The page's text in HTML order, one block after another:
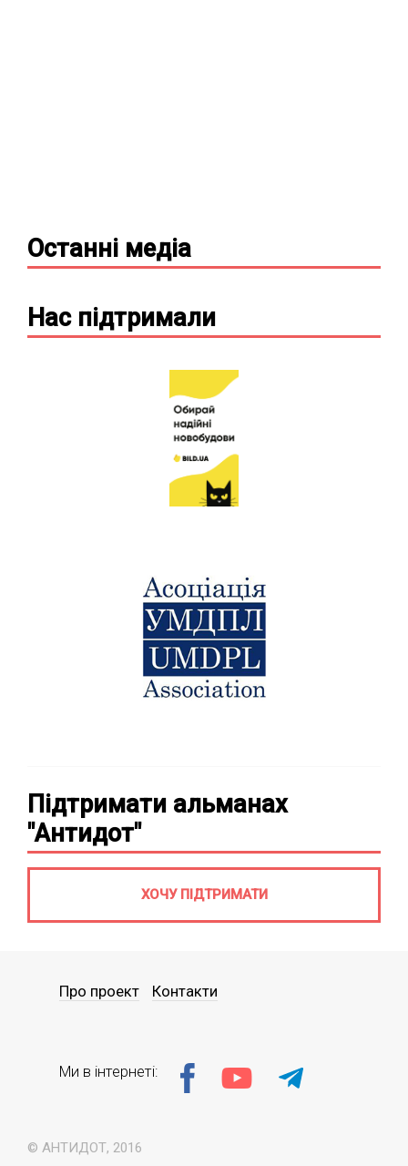
Останні медіа
Нас підтримали
Підтримати альманах
"Антидот"
ХОЧУ ПІДТРИМАТИ
© АНТИДОТ, 2016
Про проект Контакти
Ми в інтернеті: